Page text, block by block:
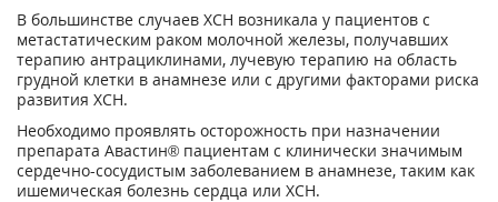
В большинстве случаев ХСН возникала у пациентов с
метастатическим раком молочной железы, получавших
терапию антрациклинами, лучевую терапию на область
грудной клетки в анамнезе или с другими факторами риска
развития ХСН.
Необходимо проявлять осторожность при назначении
препарата Авастин® пациентам с клинически значимым
сердечно-сосудистым заболеванием в анамнезе, таким как
ишемическая болезнь сердца или ХСН.